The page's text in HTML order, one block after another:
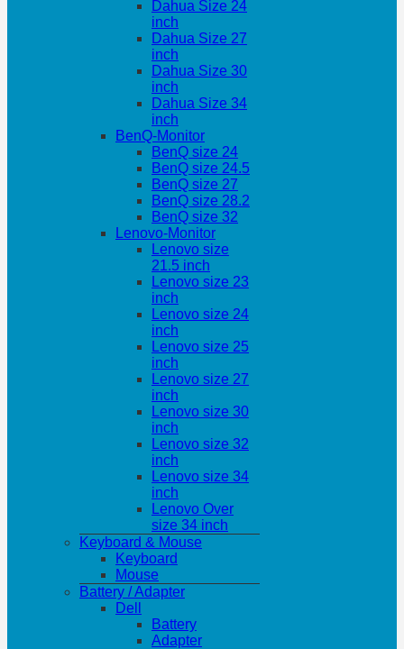
Dahua Size 24
inch
Dahua Size 27
inch
Dahua Size 30
inch
Dahua Size 34
inch
BenQ-Monitor
BenQ size 24
BenQ size 24.5
BenQ size 27
BenQ size 28.2
BenQ size 32
Lenovo-Monitor
Lenovo size
21.5 inch
Lenovo size 23
inch
Lenovo size 24
inch
Lenovo size 25
inch
Lenovo size 27
inch
Lenovo size 30
inch
Lenovo size 32
inch
Lenovo size 34
inch
Lenovo Over
size 34 inch
Keyboard & Mouse
Keyboard
Mouse
Battery / Adapter
Dell
Battery
Adapter